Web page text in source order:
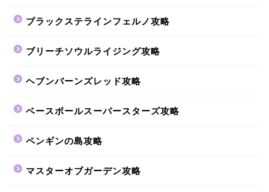
ブラックステラインフェルノ攻略
ブリーチソウルライジング攻略
ヘブンバーンズレッド攻略
ベースボールスーパースターズ攻略
ペンギンの島攻略
マスターオブガーデン攻略